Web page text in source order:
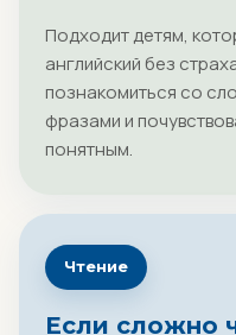
Подходит детям,
английский без
познакомиться со
фразами и
понятным.
Чтение
Если сложно